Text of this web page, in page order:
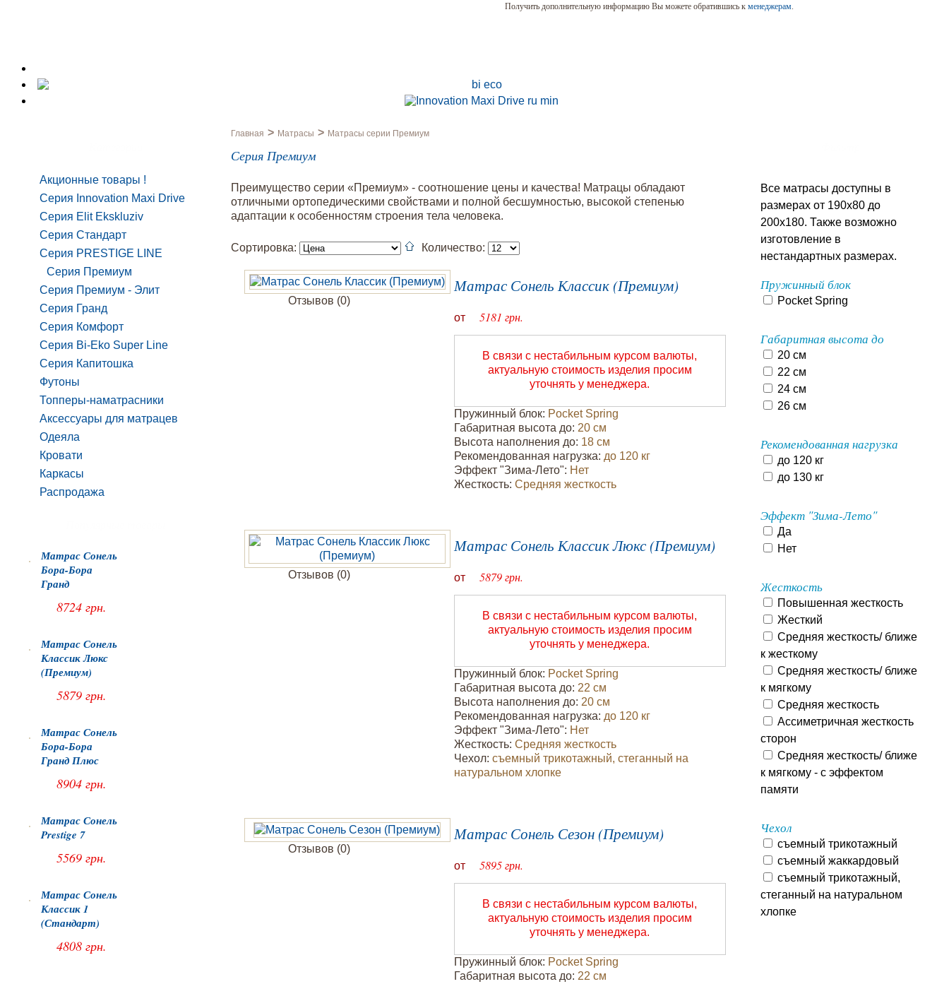
Получить дополнительную информацию Вы можете обратившись кменеджерам.
Главная > Матрасы > Матрасы серии Премиум
Серия Премиум
Преимущество серии «Премиум» - соотношение цены и качества! Матрацы обладают
отличными ортопедическими свойствами и полной бесшумностью, высокой степенью
адаптации к особенностям строения тела человека.
Сортировка: Количество:
Отзывов (0)
Матрас Сонель Классик (Премиум)
от 5181 грн.
В связи с нестабильным курсом валюты,
актуальную стоимость изделия просим
уточнять у менеджера.
Пружинный блок: Pocket Spring
Габаритная высота до: 20 см
Высота наполнения до: 18 см
Рекомендованная нагрузка: до 120 кг
Эффект "Зима-Лето": Нет
Жесткость: Средняя жесткость
Отзывов (0)
Матрас Сонель Классик Люкс (Премиум)
от 5879 грн.
В связи с нестабильным курсом валюты,
актуальную стоимость изделия просим
уточнять у менеджера.
Пружинный блок: Pocket Spring
Габаритная высота до: 22 см
Высота наполнения до: 20 см
Рекомендованная нагрузка: до 120 кг
Эффект "Зима-Лето": Нет
Жесткость: Средняя жесткость
Чехол: съемный трикотажный, стеганный на
натуральном хлопке
Отзывов (0)
Матрас Сонель Сезон (Премиум)
от 5895 грн.
В связи с нестабильным курсом валюты,
актуальную стоимость изделия просим
уточнять у менеджера.
Пружинный блок: Pocket Spring
Габаритная высота до: 22 см
Акционные товары
Серия Innovation Maxi Drive
Серия Elit Ekskluziv
Серия Стандарт
Серия PRESTIGE LINE
Серия Премиум
Серия Премиум - Элит
Серия Гранд
Серия Комфорт
Серия Bi-Eko Super Line
Серия Капитошка
Футоны
Топперы-наматрасники
Аксессуары для матрацев
Одеяла
Кровати
Каркасы
Распродажа
Матрас Сонель
Бора-Бора
Гранд
8724 грн.
Матрас Сонель
Классик Люкс
(Премиум)
5879 грн.
Матрас Сонель
Бора-Бора
Гранд Плюс
8904 грн.
Матрас Сонель
Prestige 7
5569 грн.
Матрас Сонель
Классик 1
(Стандарт)
4808 грн.
Все матрасы доступны в
размерах от 190х80 до
200х180. Также возможно
изготовление в
нестандартных размерах.
Пружинный блок
Pocket Spring
Габаритная высота до
20 см
22 см
24 см
26 см
Рекомендованная нагрузка
до 120 кг
до 130 кг
Эффект "Зима-Лето"
Да
Нет
Жесткость
Повышенная жесткость
Жесткий
Средняя жесткость/ ближе
к жесткому
Средняя жесткость/ ближе
к мягкому
Средняя жесткость
Ассиметричная жесткость
сторон
Средняя жесткость/ ближе
к мягкому - с эффектом
памяти
Чехол
съемный трикотажный
съемный жаккардовый
съемный трикотажный,
стеганный на натуральном
хлопке